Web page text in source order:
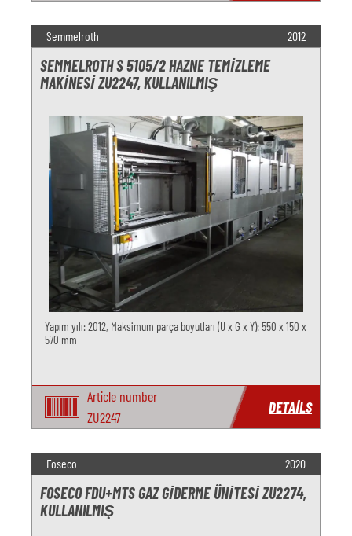
Semmelroth 2012
SEMMELROTH S 5105/2 HAZNE TEMIZLEME
MAKINESI ZU2247, KULLANILMIŞ
Yapım yılı: 2012, Maksimum parça boyutları (U x G x Y): 550 x 150 x
570 mm
Article number
ZU2247
DETAILS
Foseco 2020
FOSECO FDU+MTS GAZ GIDERME ÜNITESI ZU2274,
KULLANILMIŞ